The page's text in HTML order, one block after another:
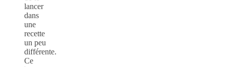
lancer
dans
une
recette
un peu
différente.
Ce